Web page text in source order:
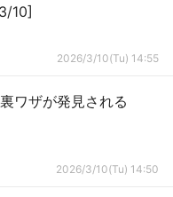
10]
2026/3/10(Tu) 14:55
ワザが発見される
2026/3/10(Tu) 14:50